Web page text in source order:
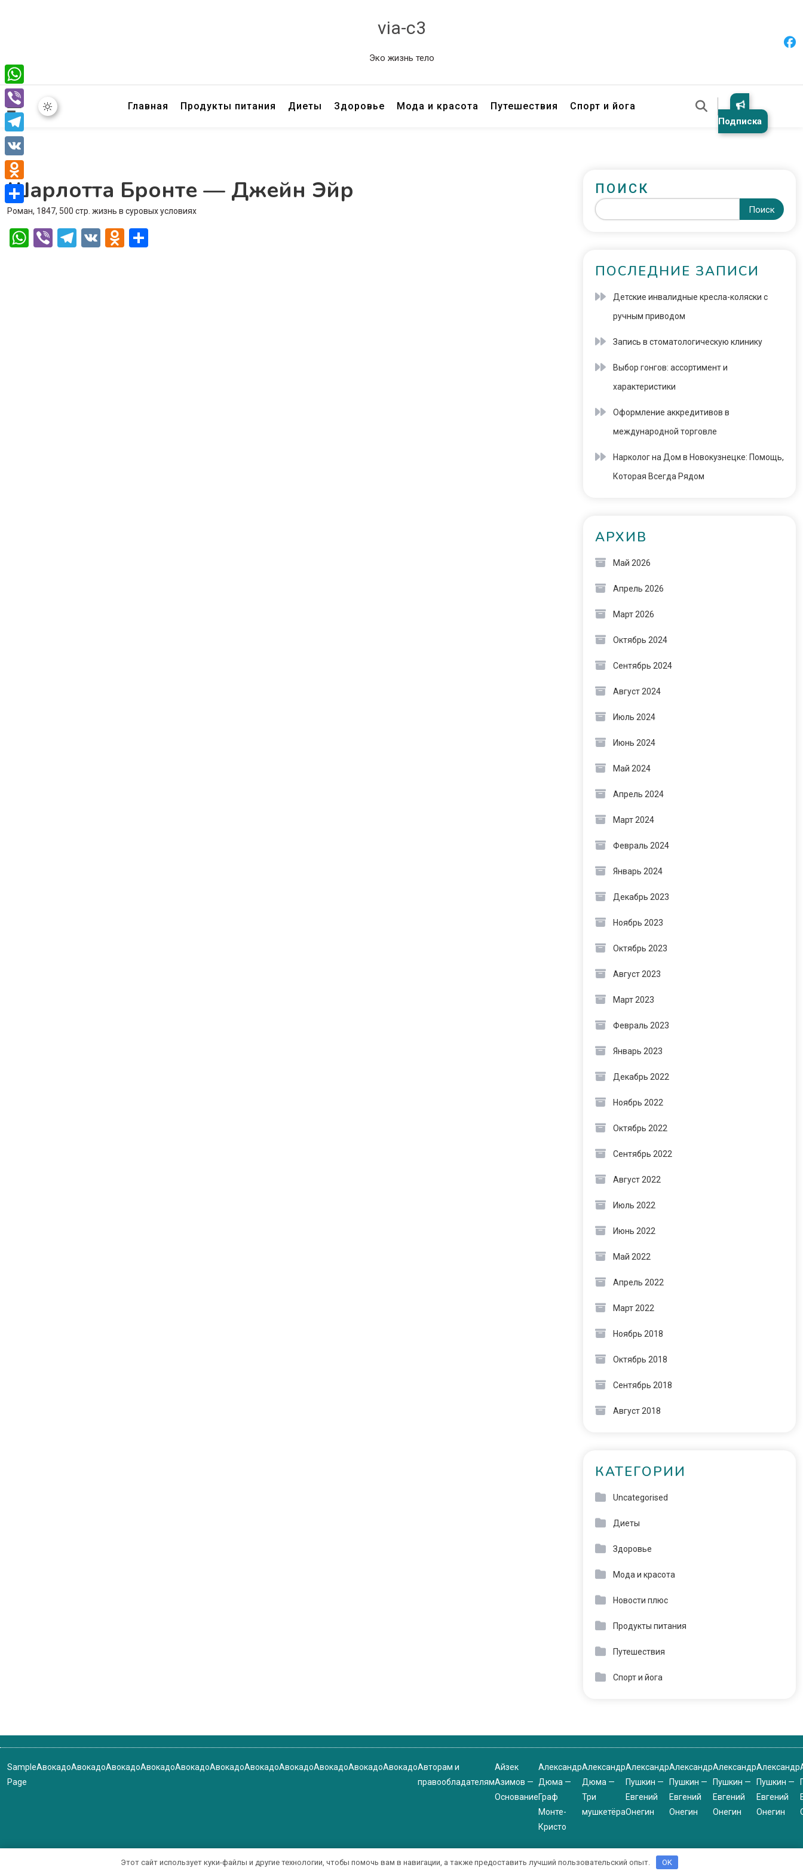
via-c3
Эко жизнь тело
Главная Продукты питания Диеты Здоровье Мода и красота Путешествия Спорт и йога
Подписка
Шарлотта Бронте — Джейн Эйр
Роман, 1847, 500 стр. жизнь в суровых условиях
WhatsApp
ViberTelegram
VK Odnoklassniki
ПОИСК
Поиск
ПОСЛЕДНИЕ ЗАПИСИ
Детские инвалидные кресла-коляски с
ручным приводом
Запись в стоматологическую клинику
Выбор гонгов: ассортимент и
характеристики
Оформление аккредитивов в
международной торговле
Нарколог на Дом в Новокузнецке: Помощь,
Которая Всегда Рядом
АРХИВ
Май 2026
Апрель 2026
Март 2026
Октябрь 2024
Сентябрь 2024
Август 2024
Июль 2024
Июнь 2024
Май 2024
Апрель 2024
Март 2024
Февраль 2024
Январь 2024
Декабрь 2023
Ноябрь 2023
Октябрь 2023
Август 2023
Март 2023
Февраль 2023
Январь 2023
Декабрь 2022
Ноябрь 2022
Октябрь 2022
Сентябрь 2022
Август 2022
Июль 2022
Июнь 2022
Май 2022
Апрель 2022
Март 2022
Ноябрь 2018
Октябрь 2018
Сентябрь 2018
Август 2018
КАТЕГОРИИ
Uncategorised
Диеты
Здоровье
Мода и красота
Новости плюс
Продукты питания
Путешествия
Спорт и йога
Sample
Page
АвокадоАвокадоАвокадоАвокадоАвокадоАвокадоАвокадоАвокадоАвокадоАвокадоАвокадоАвторам и
правообладателям
Айзек
Азимов —
Основание
Александр
Дюма —
Граф
Монте-
Кристо
Александр
Дюма —
Три
мушкетёра
Александр
Пушкин —
Евгений
Онегин
Александр
Пушкин —
Евгений
Онегин
Александр
Пушкин —
Евгений
Онегин
Александр
Пушкин —
Евгений
Онегин
WhatsApp
Viber
Telegram
VK
Odnoklassniki
Отправить
Этот сайт использует куки-файлы и другие технологии, чтобы помочь вам в навигации, а также предоставить лучший пользовательский опыт. OK